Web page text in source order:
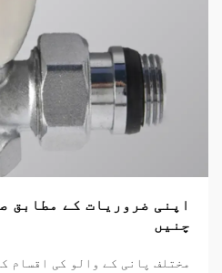
اپنی ضروریات کے مطابق
چنیں
مختلف پانی کے والو کی اقسام